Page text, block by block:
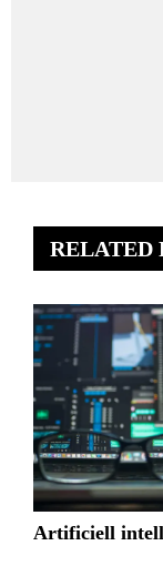
RELATED
Artificiell